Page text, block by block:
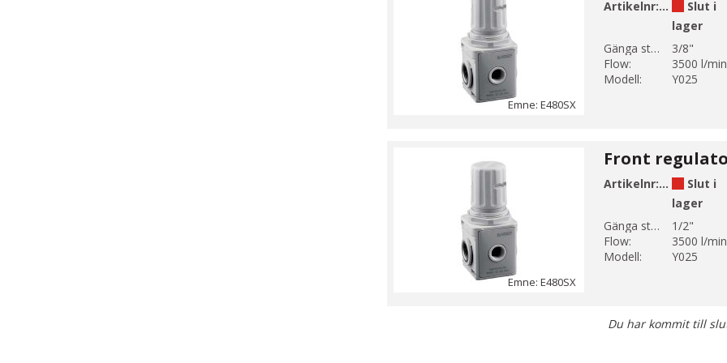
Emne: E480SX
Artikelnr:E480-3-2-
Slut i
lager
Gänga storlek 1:
3/8"
Flow:
3500 l/min
Modell:
Y025
Emne: E480SX
Artikelnr:E480-4-2-
Slut i
lager
Gänga storlek 1:
1/2"
Flow:
3500 l/min
Modell:
Y025
Du har kommit till